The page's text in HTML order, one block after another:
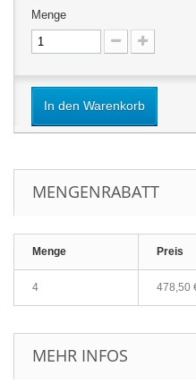
Menge
In den Warenkorb
MENGENRABATT
Menge Preis
4 478,50
MEHR INFOS